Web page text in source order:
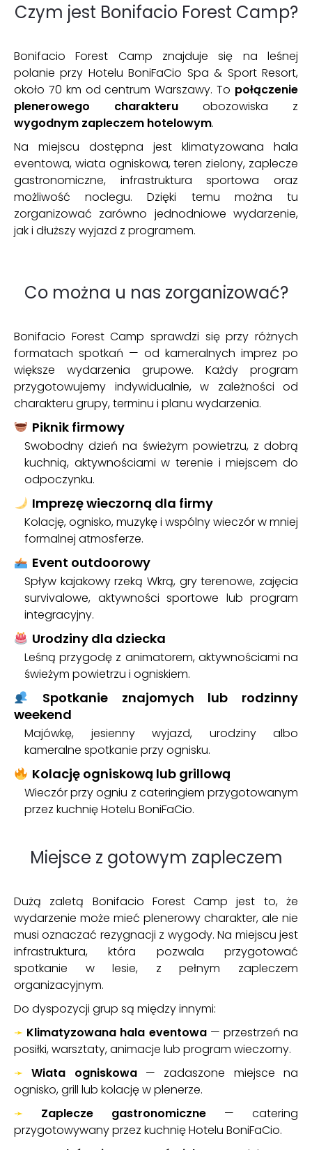
Czym jest Bonifacio Forest Camp?
Bonifacio Forest Camp znajduje się na leśnej
polanie przy Hotelu BoniFaCio Spa & Sport Resort,
około 70 km od centrum Warszawy. To połączenie
plenerowego charakteru obozowiska z
wygodnym zapleczem hotelowym.
Na miejscu dostępna jest klimatyzowana hala
eventowa, wiata ogniskowa, teren zielony, zaplecze
gastronomiczne, infrastruktura sportowa oraz
możliwość noclegu. Dzięki temu można tu
zorganizować zarówno jednodniowe wydarzenie,
jak i dłuższy wyjazd z programem.
Co można u nas zorganizować?
Bonifacio Forest Camp sprawdzi się przy różnych
formatach spotkań — od kameralnych imprez po
większe wydarzenia grupowe. Każdy program
przygotowujemy indywidualnie, w zależności od
charakteru grupy, terminu i planu wydarzenia.
Piknik firmowy
Swobodny dzień na świeżym powietrzu, z dobrą
kuchnią, aktywnościami w terenie i miejscem do
odpoczynku.
Imprezę wieczorną dla firmy
Kolację, ognisko, muzykę i wspólny wieczór w mniej
formalnej atmosferze.
Event outdoorowy
Spływ kajakowy rzeką Wkrą, gry terenowe, zajęcia
survivalowe, aktywności sportowe lub program
integracyjny.
Urodziny dla dziecka
Leśną przygodę z animatorem, aktywnościami na
świeżym powietrzu i ogniskiem.
Spotkanie znajomych lub rodzinny
weekend
Majówkę, jesienny wyjazd, urodziny albo
kameralne spotkanie przy ognisku.
Kolację ogniskową lub grillową
Wieczór przy ogniu z cateringiem przygotowanym
przez kuchnię Hotelu BoniFaCio.
Miejsce z gotowym zapleczem
Dużą zaletą Bonifacio Forest Camp jest to, że
wydarzenie może mieć plenerowy charakter, ale nie
musi oznaczać rezygnacji z wygody. Na miejscu jest
infrastruktura, która pozwala przygotować
spotkanie w lesie, z pełnym zapleczem
organizacyjnym.
Do dyspozycji grup są między innymi:
➛ Klimatyzowana hala eventowa— przestrzeń na
posiłki, warsztaty, animacje lub program wieczorny.
➛Wiata ogniskowa— zadaszone miejsce na
ognisko, grill lub kolację w plenerze.
➛ Zaplecze gastronomiczne — catering
przygotowywany przez kuchnię Hotelu BoniFaCio.